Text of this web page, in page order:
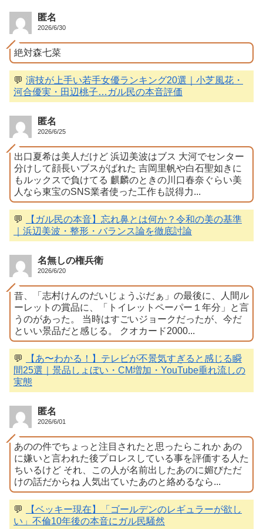
匿名
2026/6/30
絶対森七菜
💬 演技が上手い若手女優ランキング20選｜小芝風花・
河合優実・田辺桃子…ガル民の本音評価
匿名
2026/6/25
出口夏希は美人だけど 浜辺美波はブス 大河でセンター
分けして顔長いブスがばれた 吉岡里帆や白石聖如きに
もルックスで負けてる 麒麟のときの川口春奈ぐらい美
人なら東宝のSNS業者使った工作も説得力...
💬
【ガル民の本音】忘れ鼻とは何か？令和の美の基準
｜浜辺美波・整形・バランス論を徹底討論
名無しの権兵衛
2026/6/20
昔、「志村けんのだいじょうぶだぁ」の最後に、人間ル
ーレットの賞品に、「トイレットペーパー１年分」と言
うのがあった。 当時はすごいジョークだったが、今だ
といい景品だと感じる。 クオカード2000...
💬
【あ〜わかる！】テレビが不景気すぎると感じる瞬
間25選｜景品しょぼい・CM増加・YouTube垂れ流しの
実態
匿名
2026/6/01
あのの件でちょっと注目されたと思ったらこれか あの
に嫌いと言われた後プロレスしている事を評価する人た
ちいるけど それ、この人が名前出したあのに媚びただ
けの話だからね 人気出ていたあのと絡めるなら...
💬
【ベッキー現在】「ゴールデンのレギュラーが欲し
い」不倫10年後の本音にガル民騒然